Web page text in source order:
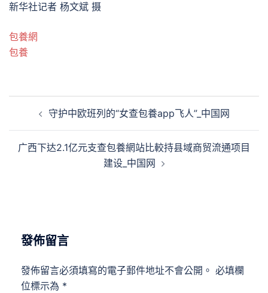
新华社记者 杨文斌 摄
包養網
包養
覽
守护中欧班列的“女查包養app飞人”_中国网
广西下达2.1亿元支查包養網站比較持县域商贸流通项目
建设_中国网
發佈留言
發佈留言必須填寫的電子郵件地址不會公開。 必填欄
位標示為 *